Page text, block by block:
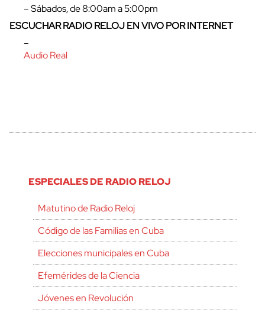
– Sábados, de 8:00am a 5:00pm
ESCUCHAR RADIO RELOJ EN VIVO POR INTERNET
–
Audio Real
ESPECIALES DE RADIO RELOJ
Matutino de Radio Reloj
Código de las Familias en Cuba
Elecciones municipales en Cuba
Efemérides de la Ciencia
Jóvenes en Revolución